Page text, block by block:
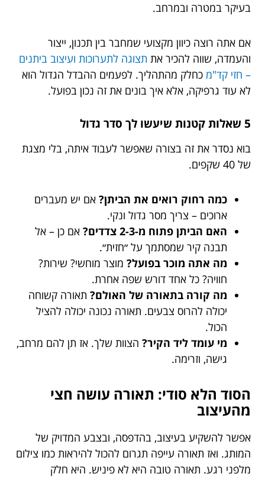
בעיקר במטרה ובמרחב.
אם אתה רוצה כיוון מקצועי שמחבר בין תכנון, ייצור
והעמדה, שווה להכיר את תצוגה לתערוכות ועיצוב ביתנים
– חזי קד"מ כחלק מהתהליך. לפעמים ההבדל הגדול הוא
לא עוד גרפיקה, אלא איך בונים את זה נכון בפועל.
5 שאלות קטנות שיעשו לך סדר גדול
בוא נסדר את זה בצורה שאפשר לעבוד איתה, בלי מצגת
של 40 שקפים.
כמה רחוק רואים את הביתן? אם יש מעברים
ארוכים – צריך מסר גדול ונקי.
האם הביתן פתוח מ-2-3 צדדים?
אם כן – אל
תבנה קיר שמסתמך על ״חזית״.
מה אתה מוכר בפועל? מוצר מוחשי? שירות?
חוויה? כל אחד דורש שפה אחרת.
מה קורה בתאורה של האולם? תאורה קשוחה
יכולה להרוס צבעים. תאורה נכונה יכולה להציל
הכול.
מי עומד ליד הקיר? הצוות שלך. אז תן להם מרחב,
גישה, וזרימה.
הסוד הלא סודי: תאורה עושה חצי
מהעיצוב
אפשר להשקיע בעיצוב, בהדפסה, ובצבע המדויק של
המותג. ואז תאורה עייפה תגרום להכול להיראות כמו צילום
מלפני רגע. תאורה טובה היא לא פיניש. היא חלק